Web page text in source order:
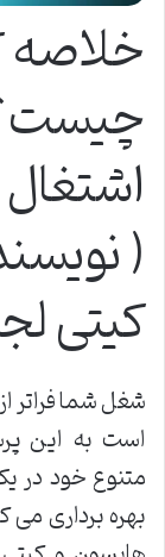
(
کیتی
شغل شما فراتر
است به این
متنوع خود
بهره برداری